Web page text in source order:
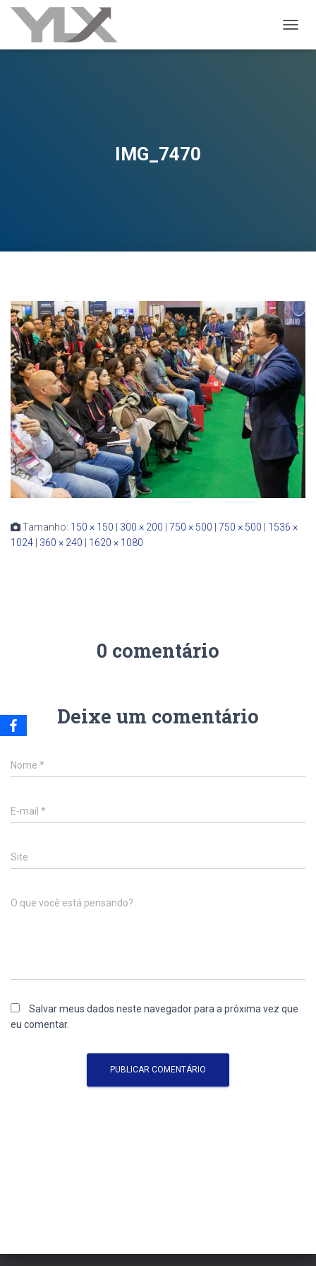
IMG_7470
Tamanho: 150 × 150 300 × 200 750 × 500 750 × 500
1536 ×
1024
360 × 240 1620 × 1080
0 comentário
Deixe um comentário
Nome *
E-mail *
Site
O que você está pensando?
Salvar meus dados neste navegador para a próxima vez que
eu comentar.